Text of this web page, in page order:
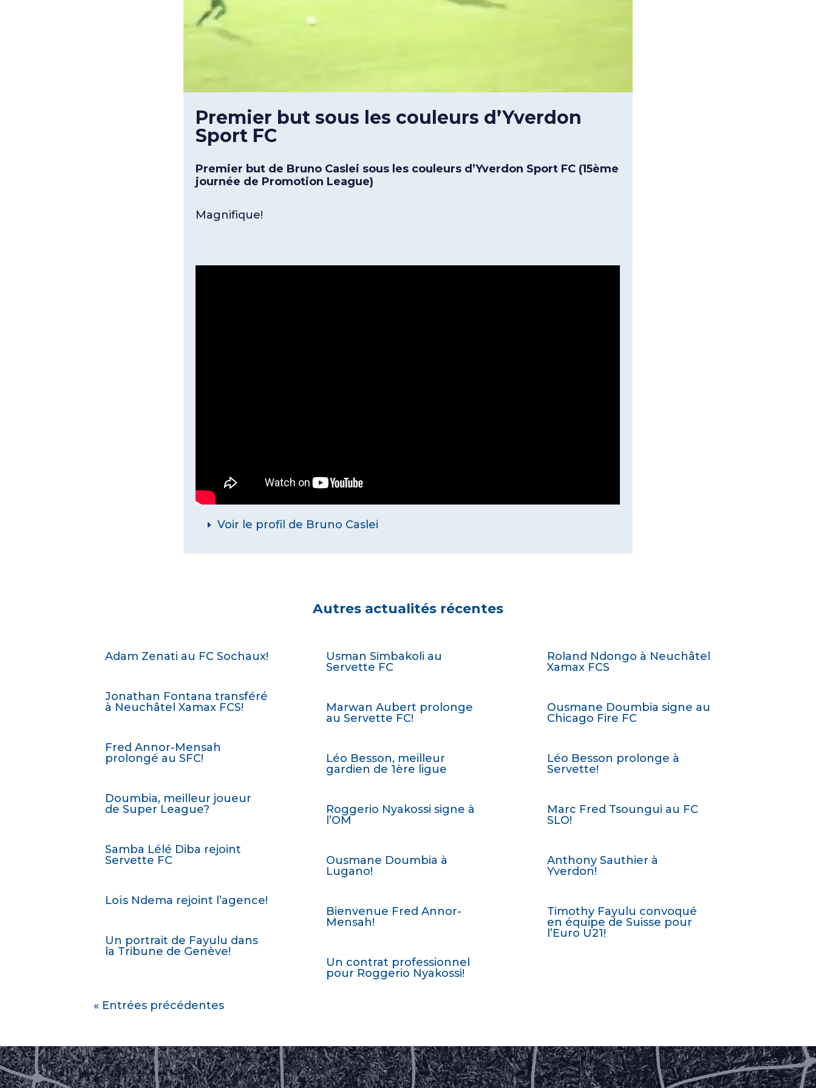
Premier but sous les couleurs d’Yverdon
Sport FC
Premier but de Bruno Caslei sous les couleurs d’Yverdon Sport FC (15ème
journée de Promotion League)
Magnifique!
Voir le profil de Bruno Caslei
Autres actualités récentes
Adam Zenati au FC Sochaux!
Jonathan Fontana transféré
à Neuchâtel Xamax FCS!
Fred Annor-Mensah
prolongé au SFC!
Doumbia, meilleur joueur
de Super League?
Samba Lélé Diba rejoint
Servette FC
Loïs Ndema rejoint l’agence!
Un portrait de Fayulu dans
la Tribune de Genève!
Usman Simbakoli au
Servette FC
Marwan Aubert prolonge
au Servette FC!
Léo Besson, meilleur
gardien de 1ère ligue
Roggerio Nyakossi signe à
l’OM
Ousmane Doumbia à
Lugano!
Bienvenue Fred Annor-
Mensah!
Un contrat professionnel
pour Roggerio Nyakossi!
Roland Ndongo à Neuchâtel
Xamax FCS
Ousmane Doumbia signe au
Chicago Fire FC
Léo Besson prolonge à
Servette!
Marc Fred Tsoungui au FC
SLO!
Anthony Sauthier à
Yverdon!
Timothy Fayulu convoqué
en équipe de Suisse pour
l’Euro U21!
« Entrées précédentes